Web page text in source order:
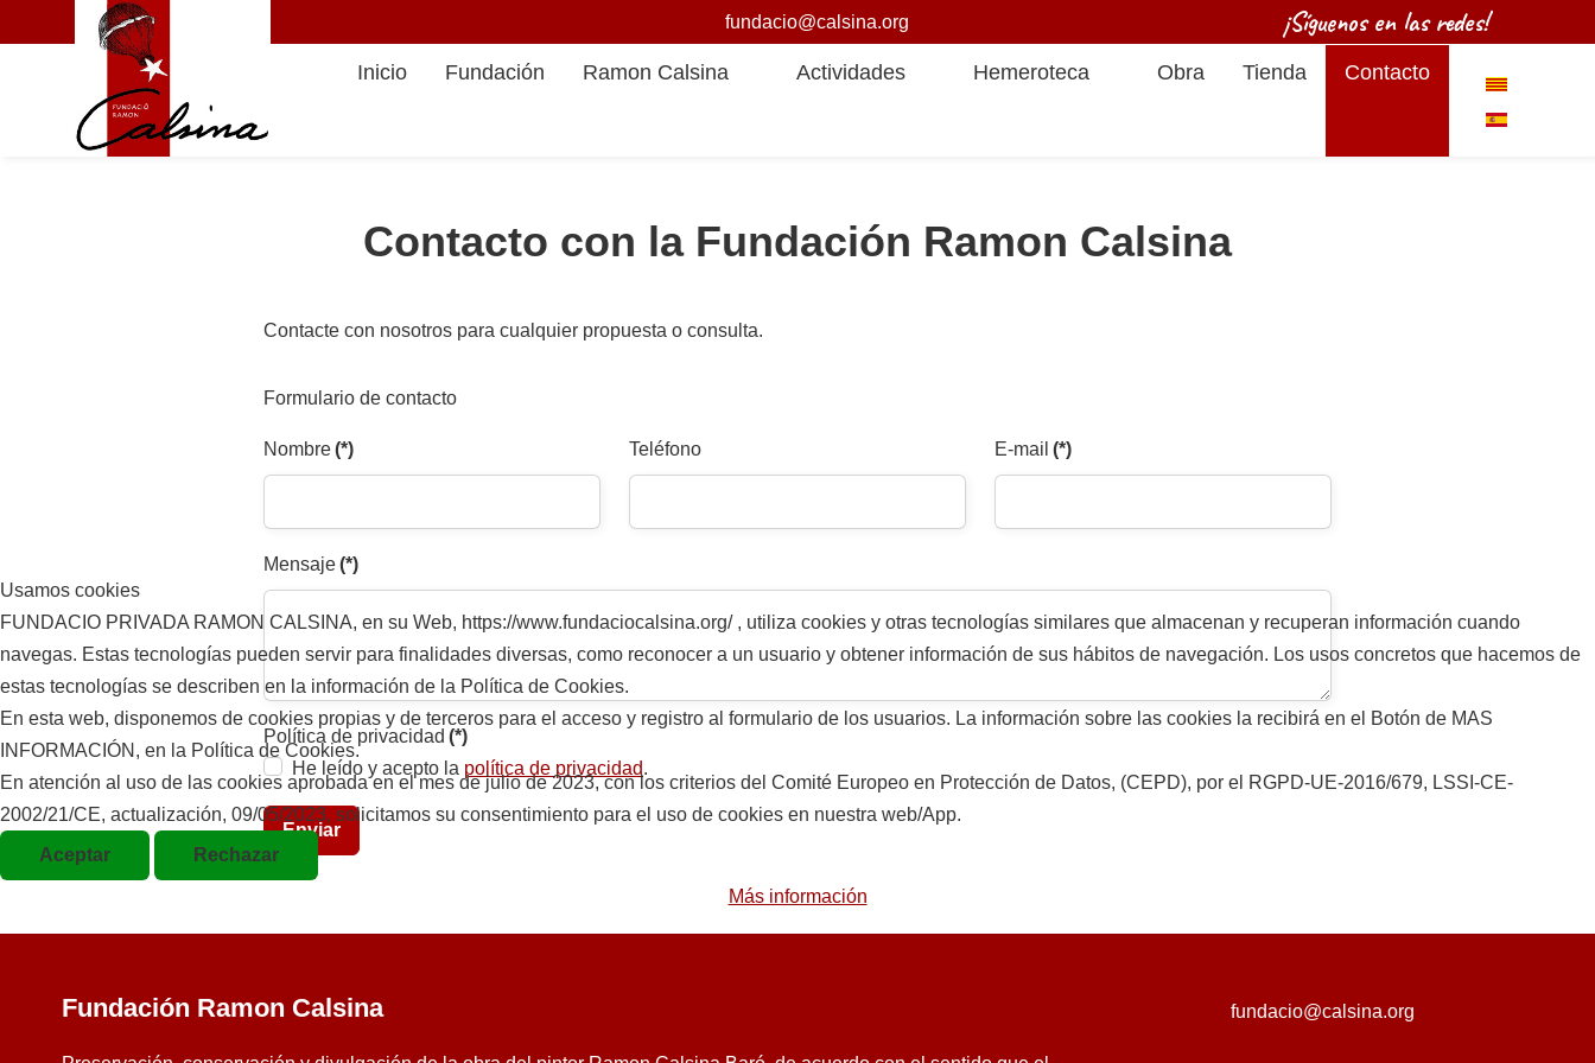
fundacio@calsina.org ¡Síguenos en las redes!
Inicio Fundación Ramon Calsina Actividades Hemeroteca Obra Tienda Contacto Seleccione
Contacto con la Fundación Ramon Calsina
Contacte con nosotros para cualquier propuesta o consulta.
Formulario de contacto
Nombre(*) Teléfono E-mail (*)
Mensaje(*)
Política de privacidad (*)
He leído y acepto la política de privacidad.
Enviar
Fundación Ramon Calsina fundacio@calsina.org
Usamos cookies
FUNDACIO PRIVADA RAMON CALSINA, en su Web, https://www.fundaciocalsina.org/ , utiliza cookies y otras tecnologías similares que almacenan y recuperan información cuando
navegas. Estas tecnologías pueden servir para finalidades diversas, como reconocer a un usuario y obtener información de sus hábitos de navegación. Los usos concretos que hacemos de
estas tecnologías se describen en la información de la Política de Cookies.
En esta web, disponemos de cookies propias y de terceros para el acceso y registro al formulario de los usuarios. La información sobre las cookies la recibirá en el Botón de MAS
INFORMACIÓN, en la Política de Cookies.
En atención al uso de las cookies aprobada en el mes de julio de 2023, con los criterios del Comité Europeo en Protección de Datos, (CEPD), por el RGPD-UE-2016/679, LSSI-CE-
2002/21/CE, actualización, 09/05/2023, solicitamos su consentimiento para el uso de cookies en nuestra web/App.
Aceptar
Rechazar
Más información